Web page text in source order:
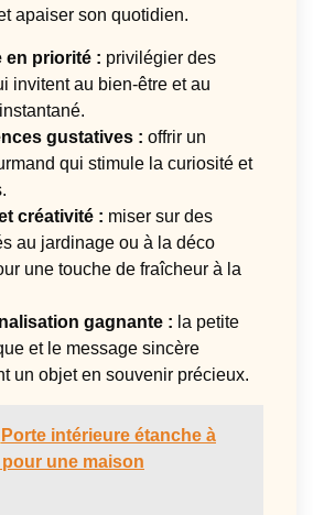
apaiser son quotidien.
en priorité : privilégier des
invitent au bien-être et au
gustatives : offrir un
qui stimule la curiosité et
créativité : miser sur des
au jardinage ou à la déco
une touche de fraîcheur à la
gagnante : la petite
et le message sincère
un objet en souvenir précieux.
Porte intérieure étanche à
une maison